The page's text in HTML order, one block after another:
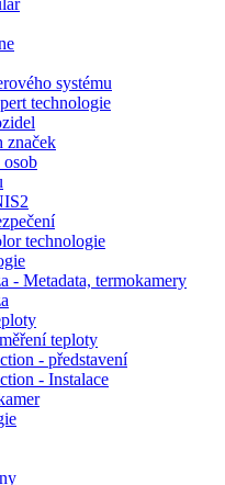
systému
technologie
značek
technologie
- Metadata, termokamery
teploty
- představení
- Instalace